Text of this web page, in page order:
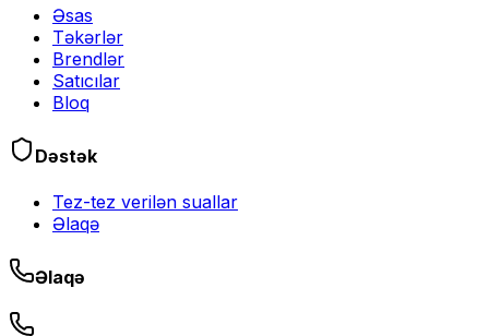
Əsas
Təkərlər
Brendlər
Satıcılar
Bloq
Dəstək
Tez-tez verilən suallar
Əlaqə
Əlaqə